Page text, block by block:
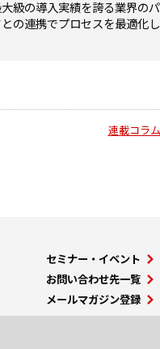
級の導入実績を誇る業界の
の連携でプロセスを最適化
連載コラ
セミナー・イベント
お問い合わせ先一覧
メールマガジン登録